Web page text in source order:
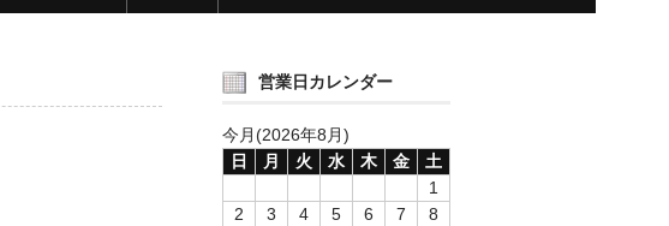
営業日カレンダー
今月(2026年8月)
日
月 火 水 木 金
土
1
2
3 4 5 6 7
8